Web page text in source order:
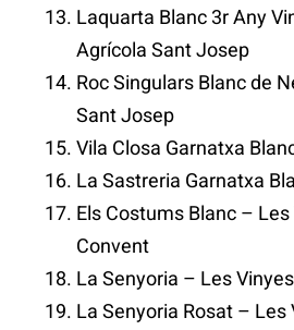
Laquarta Blanc 3r Any
Agrícola Sant Josep
Roc Singulars Blanc de
Sant Josep
Vila Closa Garnatxa
La Sastreria Garnatxa
Els Costums Blanc –
Convent
La Senyoria – Les
La Senyoria Rosat – Les